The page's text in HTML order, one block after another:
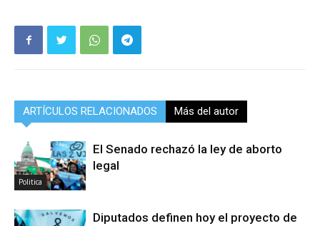
ARTÍCULOS RELACIONADOS Más del autor
Politica
El Senado rechazó la ley de aborto
legal
Diputados definen hoy el proyecto de